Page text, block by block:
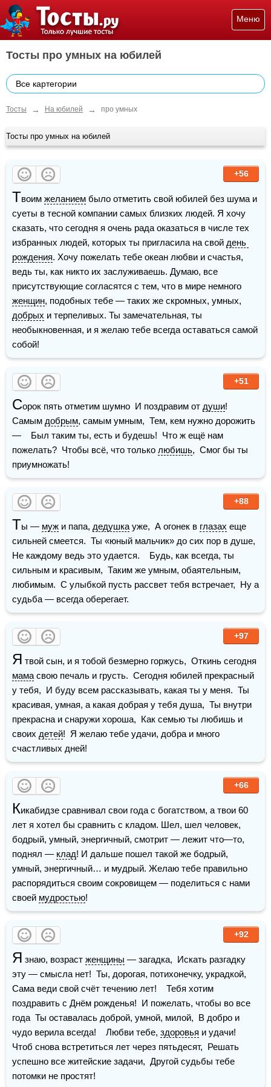
Меню
Тосты про умных на юбилей
Все картегории
Тосты → На юбилей → про умных
Тосты про умных на юбилей
+56
Твоим желанием было отметить свой юбилей без шума и
суеты в тесной компании самых близких людей. Я хочу
сказать, что сегодня я очень рада оказаться в числе тех
избранных людей, которых ты пригласила на свой день
рождения. Хочу пожелать тебе океан любви и счастья,
ведь ты, как никто их заслуживаешь. Думаю, все
женщин
добрых и терпеливых. Ты замечательная, ты
необыкновенная, и я желаю тебе всегда оставаться самой
собой!
+51
Сорок пять отметим шумно  И поздравим от души!
Самым добрым, самым умным,  Тем, кем нужно дорожить
—    Был таким ты, есть и будешь!  Что ж ещё нам
пожелать?  Чтобы всё, что только любишь,  Смог бы ты
приумножать!
+88
Ты — муж и папа, дедушка уже,  А огонек в глазах еще
сильней смеется.  Ты «юный мальчик» до сих пор в душе,
Не каждому ведь это удается.    Будь, как всегда, ты
сильным и красивым,  Таким же умным, обаятельным,
любимым.  С улыбкой пусть рассвет тебя встречает,  Ну а
судьба — всегда оберегает.
+97
Я
мама свою печаль и грусть.  Сегодня юбилей прекрасный
у тебя,  И буду всем рассказывать, какая ты у меня.  Ты
красивая, умная, а какая добрая у тебя душа,  Ты внутри
прекрасна и снаружи хороша,  Как семью ты любишь и
своих детей!  Я желаю тебе удачи, добра и много
счастливых дней!
+66
Кикабидзе сравнивал свои года с богатством, а твои 60
лет я хотел бы сравнить с кладом. Шел, шел человек,
бодрый, умный, энергичный, смотрит — лежит что—то,
поднял — клад! И дальше пошел такой же бодрый,
умный, энергичный… и мудрый. Желаю тебе правильно
распорядиться своим сокровищем — поделиться с нами
своей мудростью!
+92
Я знаю, возраст женщины — загадка,  Искать разгадку
эту — смысла нет!  Ты, дорогая, потихонечку, украдкой,
Сама веди свой счёт течению лет!    Тебя хотим
поздравить с Днём рожденья!  И пожелать, чтобы во все
года  Ты оставалась доброй, умной, милой,  В добро и
чудо верила всегда!    Любви тебе, здоровья и удачи!
Чтоб снова встретиться лет через пятьдесят,  Решать
успешно все житейские задачи,  Другой судьбы тебе
потомки не простят!